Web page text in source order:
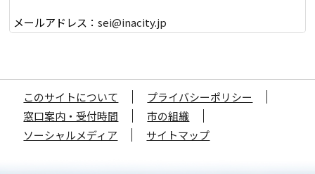
メールアドレス：sei@inacity.jp
このサイトについて
プライバシーポリシー
窓口案内・受付時間
市の組織
ソーシャルメディア
サイトマップ